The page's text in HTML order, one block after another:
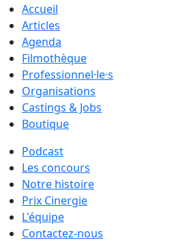
Accueil
Articles
Agenda
Filmothèque
Professionnel·le·s
Organisations
Castings & Jobs
Boutique
Podcast
Les concours
Notre histoire
Prix Cinergie
L'équipe
Contactez-nous